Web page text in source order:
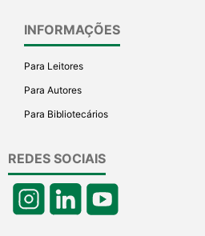
INFORMAÇÕES
Para Leitores
Para Autores
Para Bibliotecários
REDES SOCIAIS